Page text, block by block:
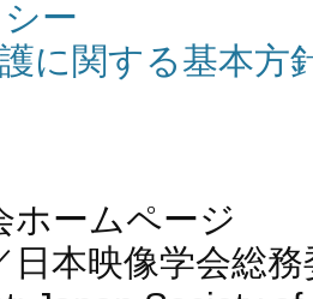
ー
に関する基本方
ホームページ
日本映像学会総